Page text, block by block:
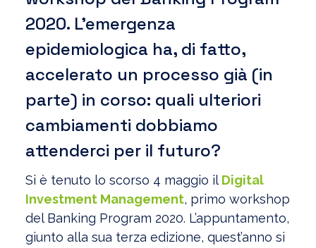
2020. L’emergenza
epidemiologica ha, di fatto,
accelerato un processo già (in
parte) in corso: quali ulteriori
cambiamenti dobbiamo
attenderci per il futuro?
Si è tenuto lo scorso 4 maggio il Digital
Investment Management, primo workshop
del Banking Program 2020. L’appuntamento,
giunto alla sua terza edizione, quest’anno si